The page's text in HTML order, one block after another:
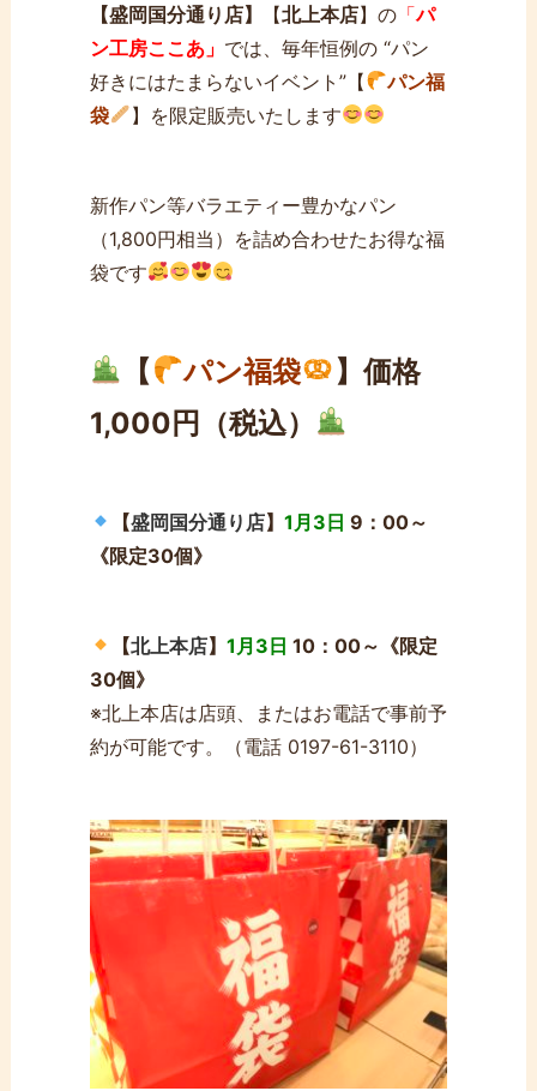
【盛岡国分通り店】 【北上本店】の「パ
ン工房ここあ」 では、毎年恒例の “パン
好きにはたまらないイベント”【
パン福
袋
】を限定販売いたします
新作パン等バラエティー豊かなパン
（1,800円相当）を詰め合わせたお得な福
袋です
【 パン福袋
】価格
1,000円（税込）
【盛岡国分通り店】 1月3日 9：00～
《限定30個》
【北上本店】 1月3日 10：00～《限定
30個》
※北上本店は店頭、またはお電話で事前予
約が可能です。（電話 0197-61-3110）